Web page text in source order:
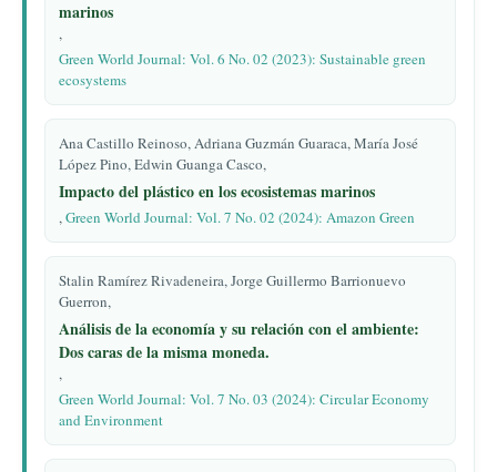
marinos
,
Green World Journal: Vol. 6 No. 02 (2023): Sustainable green
ecosystems
Ana Castillo Reinoso, Adriana Guzmán Guaraca, María José
López Pino, Edwin Guanga Casco,
Impacto del plástico en los ecosistemas marinos
,Green World Journal: Vol. 7 No. 02 (2024): Amazon Green
Stalin Ramírez Rivadeneira, Jorge Guillermo Barrionuevo
Guerron,
Análisis de la economía y su relación con el ambiente:
Dos caras de la misma moneda.
,
Green World Journal: Vol. 7 No. 03 (2024): Circular Economy
and Environment